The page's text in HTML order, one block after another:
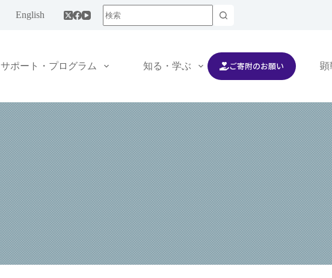
English
サポート・プログラム 知る・学ぶ 交流する 顕
ご寄附のお願い